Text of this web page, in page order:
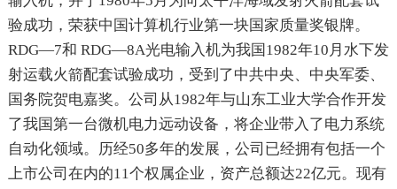
验成功，荣获中国计算机行业第一块国家质量奖银牌。
RDG—7和 RDG—8A光电输入机为我国1982年10月水下发
射运载火箭配套试验成功，受到了中共中央、中央军委、
国务院贺电嘉奖。公司从1982年与山东工业大学合作开发
了我国第一台微机电力远动设备，将企业带入了电力系统
自动化领域。历经50多年的发展，公司已经拥有包括一个
上市公司在内的11个权属企业，资产总额达22亿元。现有